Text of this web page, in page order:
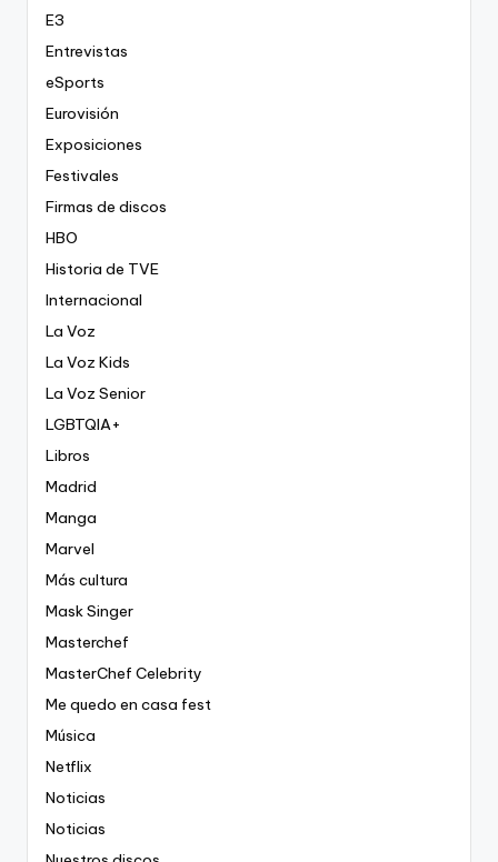
E3
Entrevistas
eSports
Eurovisión
Exposiciones
Festivales
Firmas de discos
HBO
Historia de TVE
Internacional
La Voz
La Voz Kids
La Voz Senior
LGBTQIA+
Libros
Madrid
Manga
Marvel
Más cultura
Mask Singer
Masterchef
MasterChef Celebrity
Me quedo en casa fest
Música
Netflix
Noticias
Noticias